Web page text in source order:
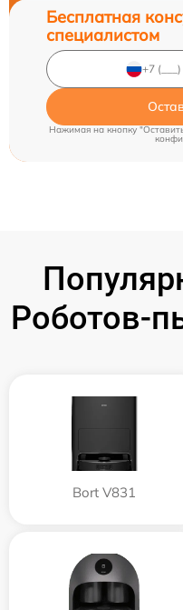
Бесплатная
специалистом
Нажимая на кнопку
Роботов-
Bort V831